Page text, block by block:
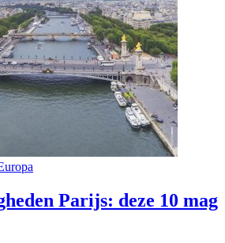
Parijs: deze 10 mag